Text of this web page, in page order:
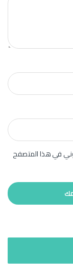
في هذا المتصفح